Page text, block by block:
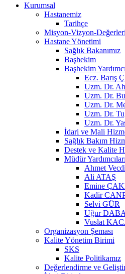
Kurumsal
Hastanemiz
Tarihçe
Misyon-Vizyon-
Hastane Yönetimi
Sağlık Bakanımız
Başhekim
Başhekim
Ecz. Barış
Uzm. Dr.
Uzm. Dr.
Uzm. Dr.
Uzm. Dr.
Uzm. Dr.
İdari ve Mali
Sağlık Bakım
Destek ve Kalite
Müdür Yardımcıları
Ahmet
Ali ATAŞ
Emine
Kadir
Selvi GÜR
Uğur
Vuslat
Organizasyon Şeması
Kalite Yönetim Birimi
SKS
Kalite Politikamız
Değerlendirme ve